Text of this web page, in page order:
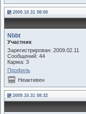
2009.10.31 08:00
Nbbt
Участник
Зарегистрирован: 2009.02.11
Сообщений: 44
Карма: 3
Профиль
Неактивен
2009.10.31 08:32